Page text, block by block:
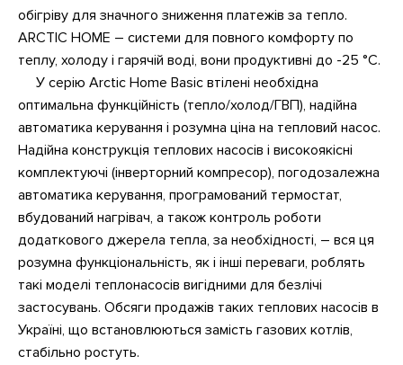
обігріву для значного зниження платежів за тепло.
ARCTIC HOME – системи для повного комфорту по
теплу, холоду і гарячій воді, вони продуктивні до -25 °C.
У серію Arctic Home Basic втілені необхідна
оптимальна функційність (тепло/холод/ГВП), надійна
автоматика керування і розумна ціна на тепловий насос.
Надійна конструкція теплових насосів і високоякісні
комплектуючі (інверторний компресор), погодозалежна
автоматика керування, програмований термостат,
вбудований нагрівач, а також контроль роботи
додаткового джерела тепла, за необхідності, – вся ця
розумна функціональність, як і інші переваги, роблять
такі моделі теплонасосів вигідними для безлічі
застосувань. Обсяги продажів таких теплових насосів в
Україні, що встановлюються замість газових котлів,
стабільно ростуть.